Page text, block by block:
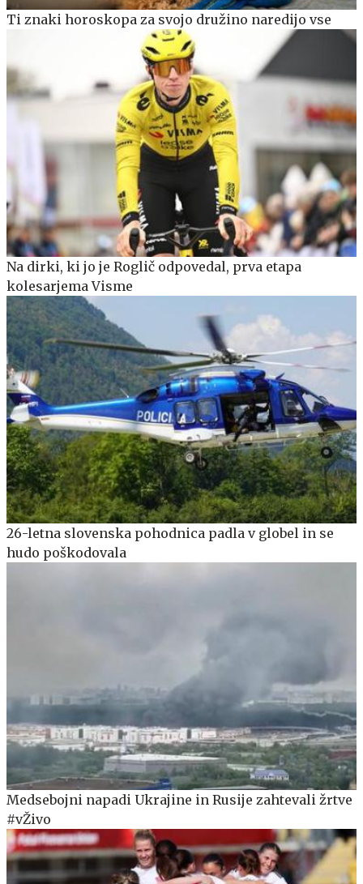
Ti znaki horoskopa za svojo družino naredijo vse
Na dirki, ki jo je Roglič odpovedal, prva etapa
kolesarjema Visme
26-letna slovenska pohodnica padla v globel in se
hudo poškodovala
Medsebojni napadi Ukrajine in Rusije zahtevali žrtve
#vŽivo